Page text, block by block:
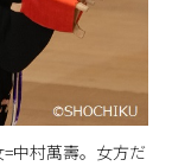
中村萬壽。女方だ